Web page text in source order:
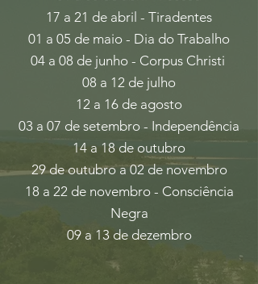
17 a 21 de abril - Tiradentes
01 a 05 de maio - Dia do Trabalho
04 a 08 de junho - Corpus Christi
08 a 12 de julho
12 a 16 de agosto
03 a 07 de setembro - Independência
14 a 18 de outubro
29 de outubro a 02 de novembro
18 a 22 de novembro - Consciência
Negra
09 a 13 de dezembro